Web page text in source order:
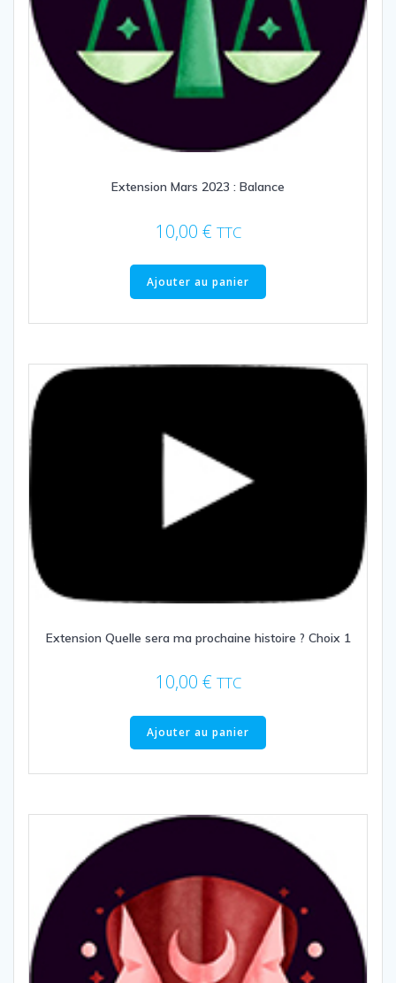
Extension Mars 2023 : Balance
10,00 € TTC
Ajouter au panier
Extension Quelle sera ma prochaine histoire ? Choix 1
10,00 € TTC
Ajouter au panier